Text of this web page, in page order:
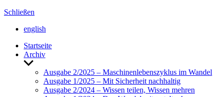
Schließen
english
Start­seite
Archiv
Untermenü
anzeigenAusgabe 2/2025 – Maschi­nen­le­bens­zy­klus im Wandel
Ausgabe 1/2025 – Mit Sicher­heit nach­haltig
Ausgabe 2/2024 – Wissen teilen, Wissen mehren